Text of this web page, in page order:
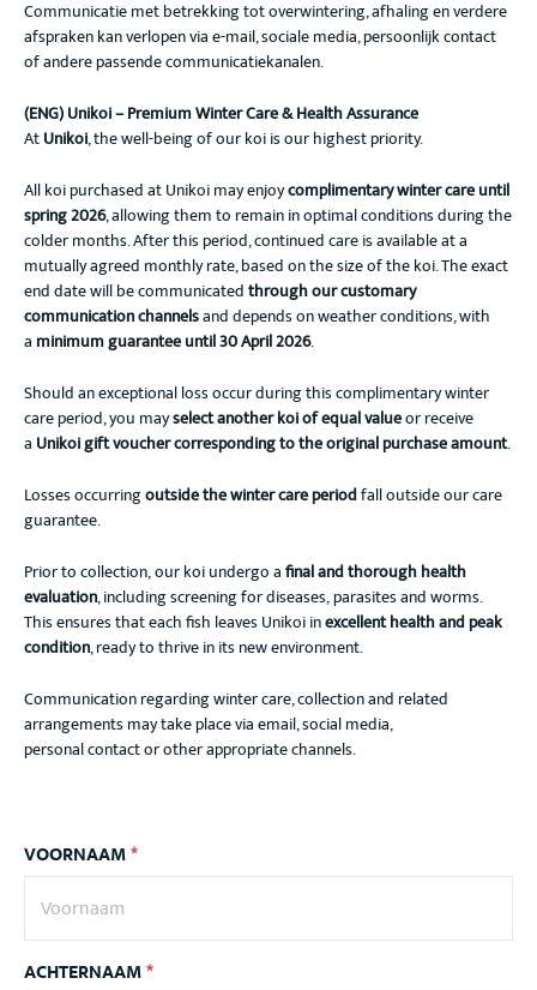
Communicatie met betrekking tot overwintering, afhaling en verdere
afspraken kan verlopen via e-mail, sociale media, persoonlijk contact
of andere passende communicatiekanalen.
(ENG) Unikoi – Premium Winter Care & Health Assurance
AtUnikoi, the well-being of our koi is our highest priority.
All koi purchased at Unikoi may enjoycomplimentary winter care until
spring 2026, allowing them to remain in optimal conditions during the
colder months. After this period, continued care is available at a
mutually agreed monthly rate, based on the size of the koi. The exact
end date will be communicatedthrough our customary
communication channelsand depends on weather conditions, with
a minimum guarantee until 30 April 2026.
Should an exceptional loss occur during this complimentary winter
care period, you mayselect another koi of equal valueor receive
a Unikoi gift voucher corresponding to the original purchase amount.
Losses occurringoutside the winter care periodfall outside our care
guarantee.
Prior to collection, our koi undergo afinal and thorough health
evaluation, including screening for diseases, parasites and worms.
This ensures that each fish leaves Unikoi inexcellent health and peak
condition, ready to thrive in its new environment.
Communication regarding winter care, collection and related
arrangements may take place via email, social media,
personal contact or other appropriate channels.
VOORNAAM*
ACHTERNAAM*